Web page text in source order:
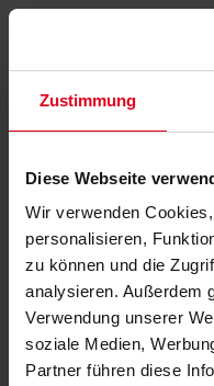
Zustimmung
Diese Webseite
Wir verwenden
personalisieren,
zu können und die
analysieren. Außerdem
Verwendung unserer
soziale Medien,
Partner führen diese